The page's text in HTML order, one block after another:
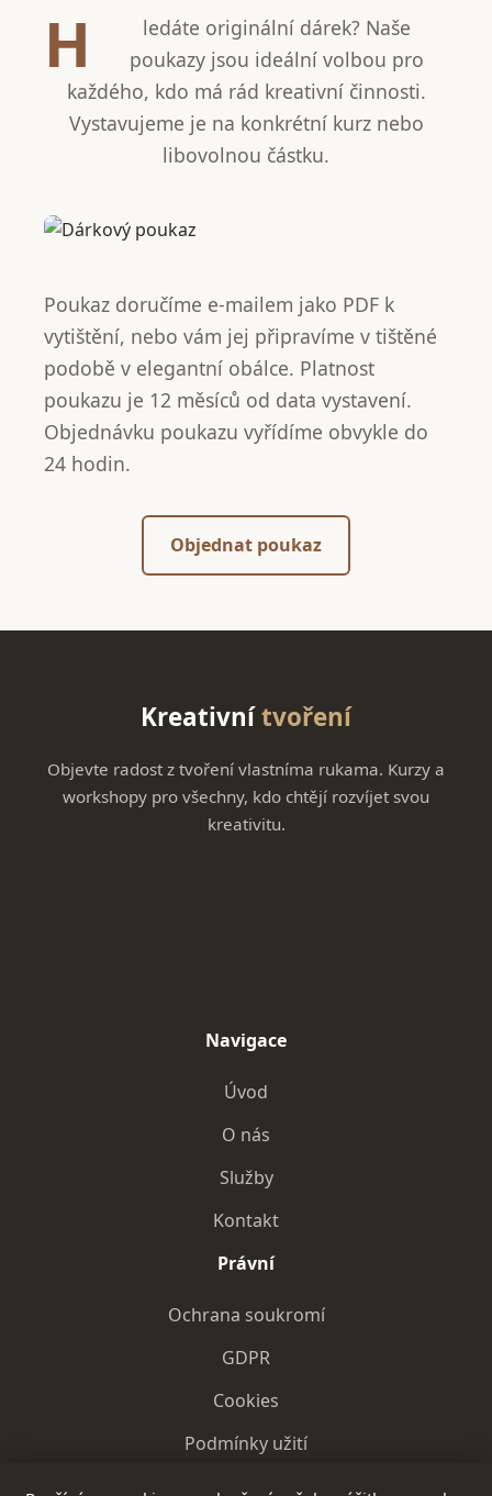
H
ledáte originální dárek? Naše
poukazy jsou ideální volbou pro
každého, kdo má rád kreativní činnosti.
Vystavujeme je na konkrétní kurz nebo
libovolnou částku.
Poukaz doručíme e-mailem jako PDF k
vytištění, nebo vám jej připravíme v tištěné
podobě v elegantní obálce. Platnost
poukazu je 12 měsíců od data vystavení.
Objednávku poukazu vyřídíme obvykle do
24 hodin.
Objednat poukaz
Kreativnítvoření
Objevte radost z tvoření vlastníma rukama. Kurzy a
workshopy pro všechny, kdo chtějí rozvíjet svou
kreativitu.
Navigace
Úvod
O nás
Služby
Kontakt
Právní
Ochrana soukromí
GDPR
Cookies
Podmínky užití